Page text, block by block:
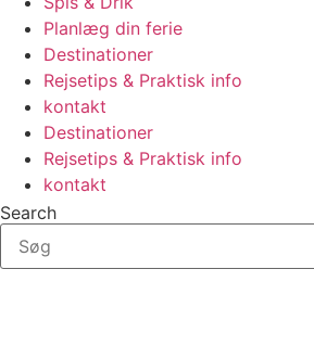
Planlæg din ferie
Destinationer
Rejsetips & Praktisk info
kontakt
Destinationer
Rejsetips & Praktisk info
kontakt
Search